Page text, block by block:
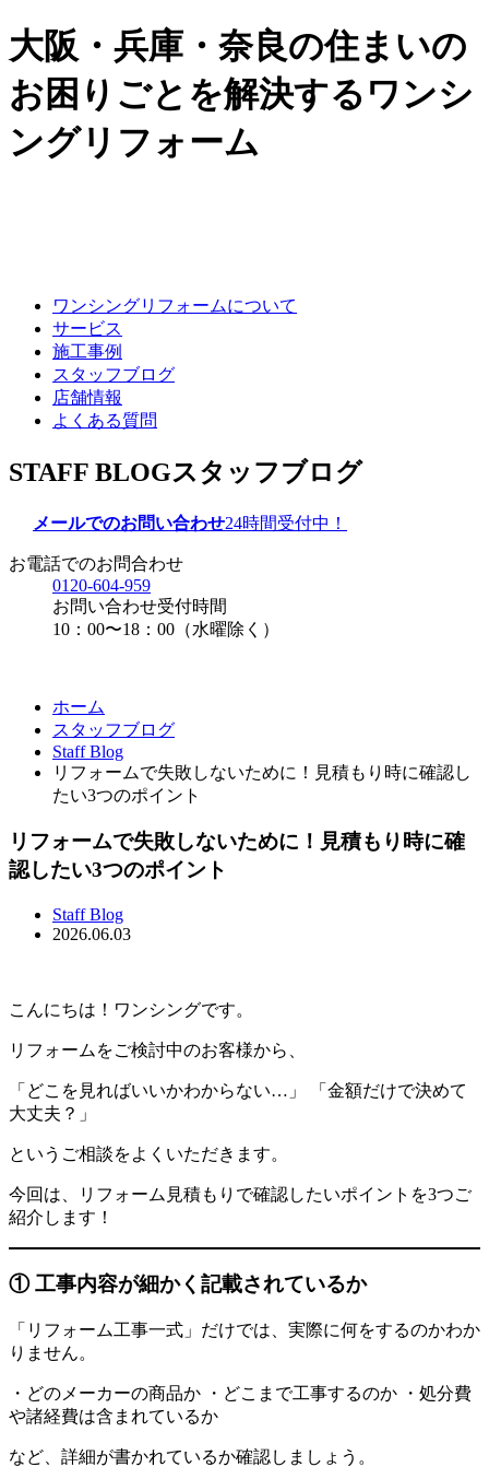
大阪・兵庫・奈良の住まいの
お困りごとを解決するワンシ
ングリフォーム
ワンシングリフォームについて
サービス
施工事例
スタッフブログ
店舗情報
よくある質問
STAFF BLOGスタッフブログ
メールでのお問い合わせ24時間受付中！
お電話でのお問合わせ
0120-604-959
お問い合わせ受付時間
10：00〜18：00（水曜除く）
ホーム
スタッフブログ
Staff Blog
リフォームで失敗しないために！見積もり時に確認し
たい3つのポイント
リフォームで失敗しないために！見積もり時に確
認したい3つのポイント
Staff Blog
2026.06.03
こんにちは！ワンシングです。
リフォームをご検討中のお客様から、
「どこを見ればいいかわからない…」 「金額だけで決めて
大丈夫？」
というご相談をよくいただきます。
今回は、リフォーム見積もりで確認したいポイントを3つご
紹介します！
① 工事内容が細かく記載されているか
「リフォーム工事一式」だけでは、実際に何をするのかわか
りません。
・どのメーカーの商品か ・どこまで工事するのか ・処分費
や諸経費は含まれているか
など、詳細が書かれているか確認しましょう。